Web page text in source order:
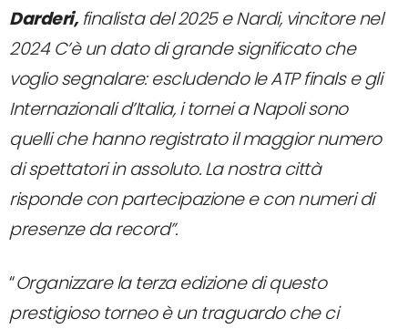
Darderi,finalista del 2025 e Nardi, vincitore nel
2024 C’è un dato di grande significato che
voglio segnalare: escludendo le ATP finals e gli
Internazionali d’Italia, i tornei a Napoli sono
quelli che hanno registrato il maggior numero
di spettatori in assoluto. La nostra città
risponde con partecipazione e con numeri di
presenze da record”.
“Organizzare la terza edizione di questo
prestigioso torneo è un traguardo che ci